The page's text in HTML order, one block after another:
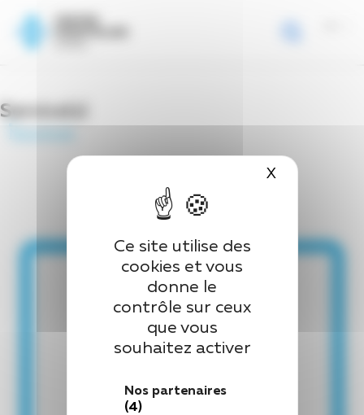
Panneau de gestion des cookies
Ce site utilise des
cookies et vous
donne le
contrôle sur ceux
que vous
souhaitez activer
Nos partenaires
(4)
XMasquer le
Page d’accueil> Equipe
Dr EKANMIAN Brandon
Service(s)